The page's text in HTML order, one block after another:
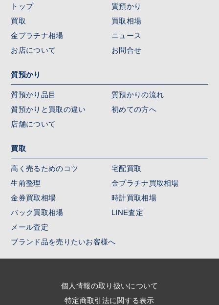
トップ
質預かり
買取
買取相場
金プラチナ相場
ニュース
お店について
お問合せ
質預かり
質預かり品目
質預かりの流れ
質預かりと買取の違い
初めての方へ
店舗について
買取
高く売るためのコツ
宅配買取
生前整理
金プラチナ買取相場
金券買取相場
時計買取相場
バック買取相場
LINE査定
メール査定
ブランド品を売りたいお客様へ
個人情報の取り扱いについて
特定商取引法に関する表示